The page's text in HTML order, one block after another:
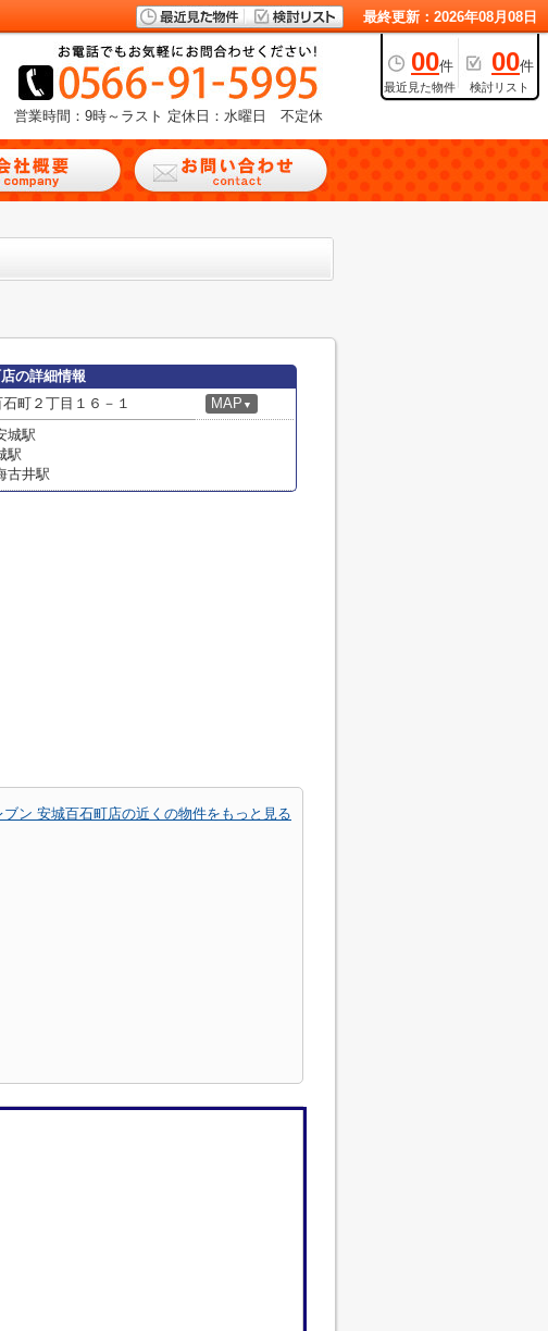
最終更新：2026年08月08日
00件
最近見た物件
00件
検討リスト
営業時間：9時～ラスト 定休日：水曜日 不定休
の詳細情報
町２丁目１６－１ MAP ▼
城駅
駅
古井駅
ブン 安城百石町店の近くの物件をもっと見る